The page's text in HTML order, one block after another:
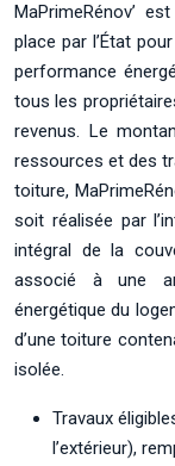
MaPrimeRénov’
place par l’État
performance
tous les
revenus. Le
ressources et des
toiture,
soit réalisée par
intégral de la
associé à une
énergétique du
d’une toiture
isolée.
Travaux
l’extérieur),